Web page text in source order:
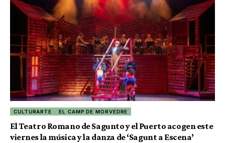
CULTURARTE EL CAMP DE MORVEDRE
El Teatro Romano de Sagunto y el Puerto acogen este
viernes la música y la danza de ‘Sagunt a Escena’